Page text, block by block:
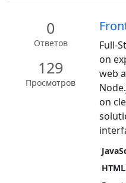
0
Ответов
129
Просмотров
Full-
on
web
on